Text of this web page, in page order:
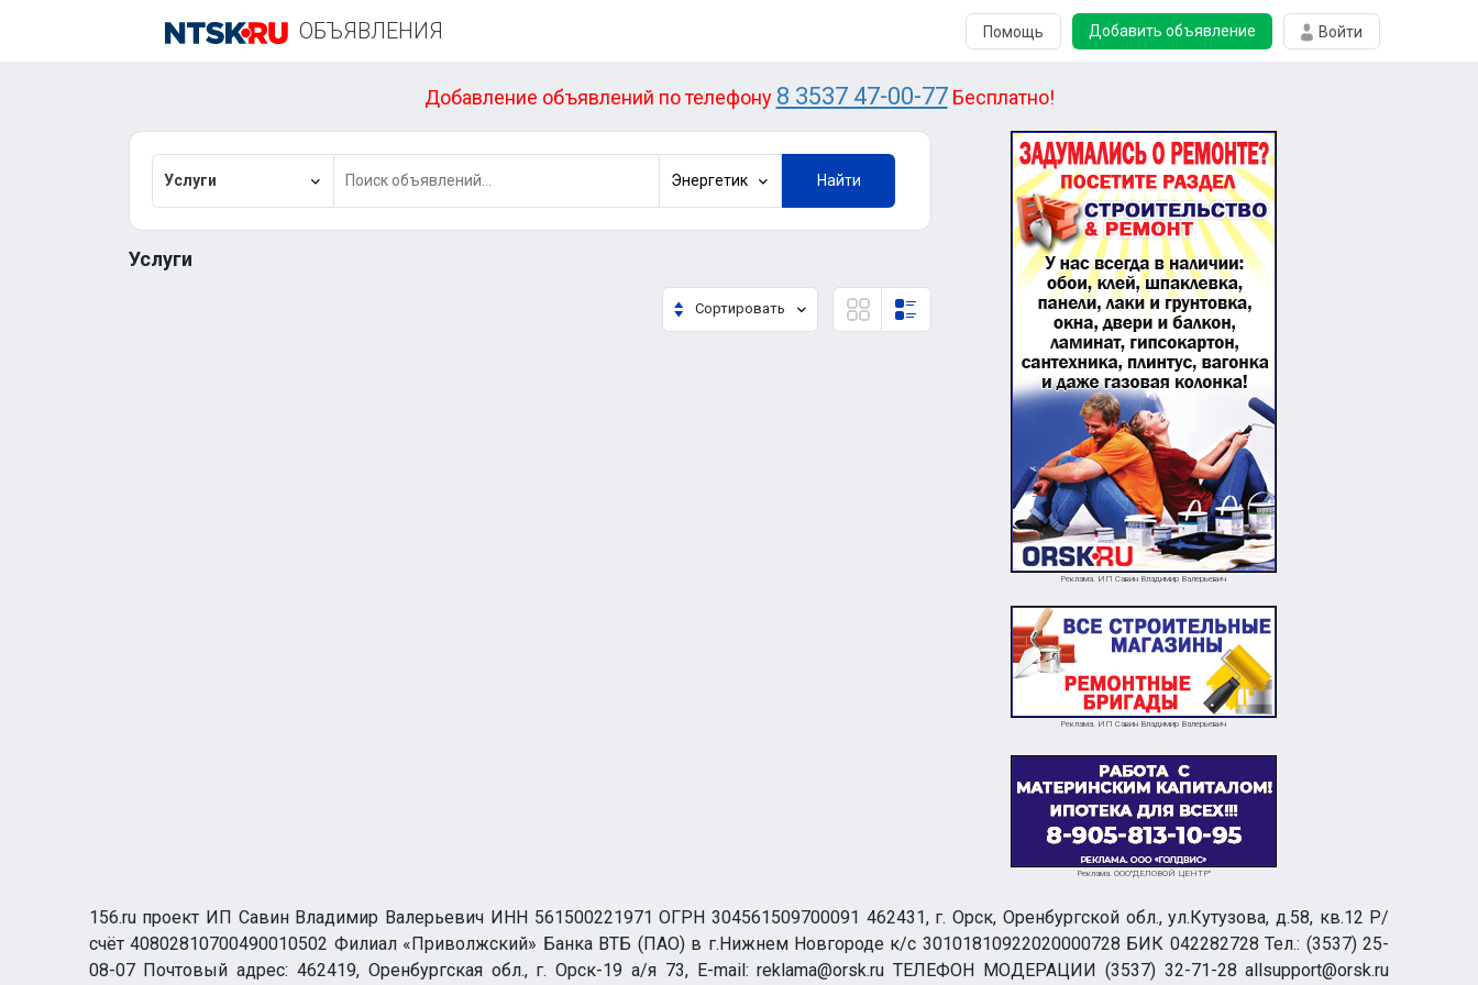
ОБЪЯВЛЕНИЯ Помощь Добавить объявление Войти
Добавление объявлений по телефону 8 3537 47-00-77Бесплатно!
Услуги Энергетик Найти
Услуги
Сортировать
Реклама. ИП Савин Владимир Валерьевич
Реклама. ИП Савин Владимир Валерьевич
Реклама. ООО"ДЕЛОВОЙ ЦЕНТР"
156.ru проект ИП Савин Владимир Валерьевич ИНН 561500221971 ОГРН 304561509700091 462431, г. Орск, Оренбургской обл., ул.Кутузова, д.58, кв.12 Р/
счёт 40802810700490010502 Филиал «Приволжский» Банка ВТБ (ПАО) в г.Нижнем Новгороде к/с 30101810922020000728 БИК 042282728 Тел.: (3537) 25-
08-07 Почтовый адрес: 462419, Оренбургская обл., г. Орск-19 а/я 73, E-mail: reklama@orsk.ru ТЕЛЕФОН МОДЕРАЦИИ (3537) 32-71-28 allsupport@orsk.ru